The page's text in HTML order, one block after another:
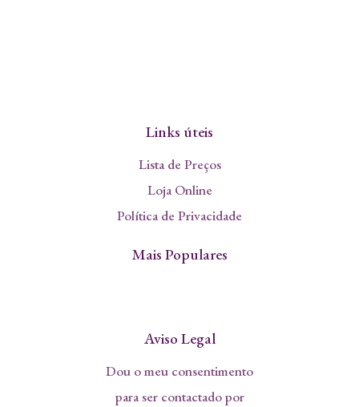
Links úteis
Lista de Preços
Loja Online
Política de Privacidade
Mais Populares
Aviso Legal
Dou o meu consentimento
para ser contactado por